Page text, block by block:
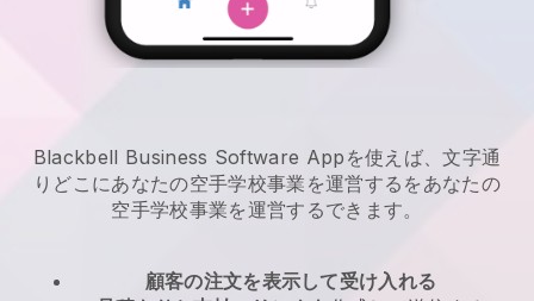
Blackbell Business Software Appを使えば、文字通
りどこにあなたの空手学校事業を運営する を あなたの
空手学校事業を運営するできます。
顧客の注文を表示して受け入れる